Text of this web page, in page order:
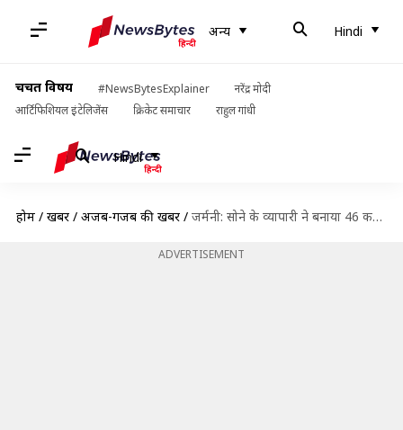
अन्य Hindi
चर्चित विषय #NewsBytesExplainer
नरेंद्र मोदी
आर्टिफिशियल इंटेलिजेंस
क्रिकेट समाचार राहुल गांधी
Hindi
होम / खबरें / अजब-गजब की खबरें / जर्मनी: सोने के व्यापारी ने बनाया 46 करोड़ रुपये की कीमत का क्रिसमस ट्री
ADVERTISEMENT